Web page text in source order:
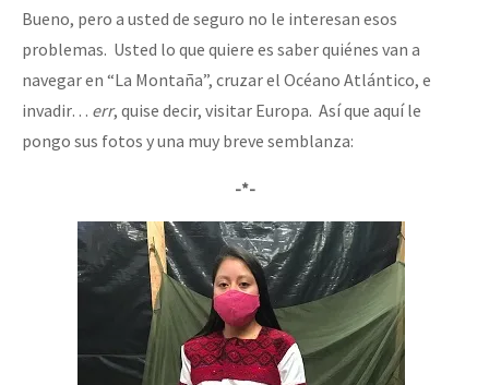
Bueno, pero a usted de seguro no le interesan esos
problemas. Usted lo que quiere es saber quiénes van a
navegar en “La Montaña”, cruzar el Océano Atlántico, e
invadir… err, quise decir, visitar Europa. Así que aquí le
pongo sus fotos y una muy breve semblanza:
-*-